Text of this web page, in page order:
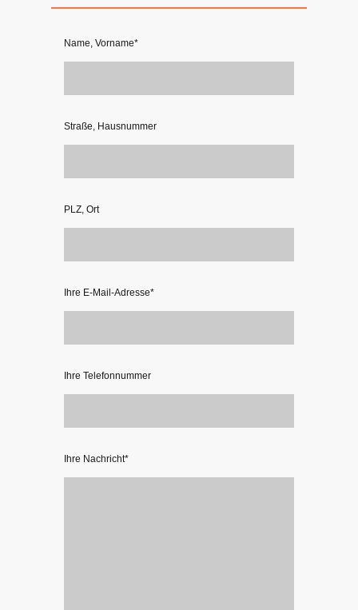
Name, Vorname*
Straße, Hausnummer
PLZ, Ort
Ihre E-Mail-Adresse*
Ihre Telefonnummer
Ihre Nachricht*